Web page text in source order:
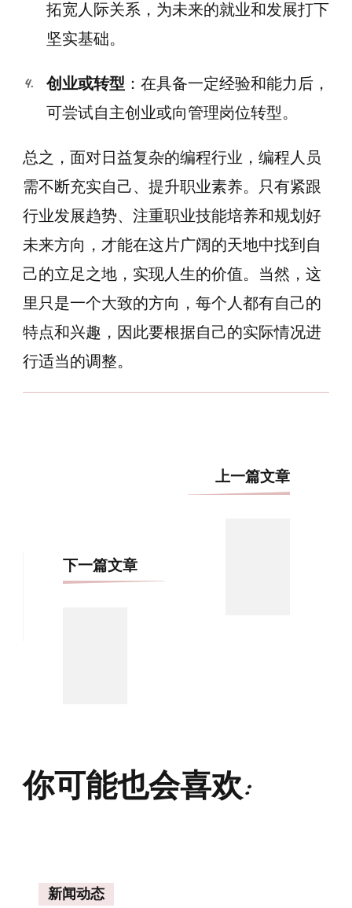
拓宽人际关系，为未来的就业和发展打下
坚实基础。
创业或转型 ：在具备一定经验和能力后，
可尝试自主创业或向管理岗位转型。
总之，面对日益复杂的编程行业，编程人员
需不断充实自己、提升职业素养。只有紧跟
行业发展趋势、注重职业技能培养和规划好
未来方向，才能在这片广阔的天地中找到自
己的立足之地，实现人生的价值。当然，这
里只是一个大致的方向，每个人都有自己的
特点和兴趣，因此要根据自己的实际情况进
行适当的调整。
文
上一篇文章
下一篇文章
你可能也会喜欢:
新闻动态